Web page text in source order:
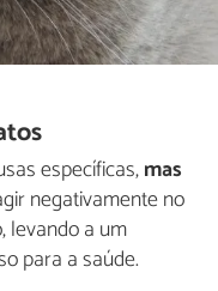
específicas,mas
negativamente no
levando a um
para a saúde.